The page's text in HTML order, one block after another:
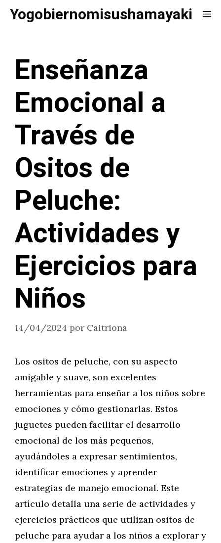
SaltarYogobiernomisushamayaki
Enseñanza
Emocional a
Través de
Ositos de
Peluche:
Actividades y
Ejercicios para
Niños
14/04/2024 por Caitriona
Los ositos de peluche, con su aspecto
amigable y suave, son excelentes
herramientas para enseñar a los niños sobre
emociones y cómo gestionarlas. Estos
juguetes pueden facilitar el desarrollo
emocional de los más pequeños,
ayudándoles a expresar sentimientos,
identificar emociones y aprender
estrategias de manejo emocional. Este
artículo detalla una serie de actividades y
ejercicios prácticos que utilizan ositos de
peluche para ayudar a los niños a explorar y